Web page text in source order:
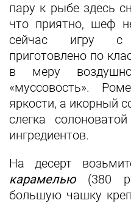
пару к рыбе здесь
что приятно, шеф
сейчас игру с
приготовлено по
в меру
«муссовость».
яркости, а икорный
слегка
ингредиентов.
На десерт
карамелью(380
большую чашку